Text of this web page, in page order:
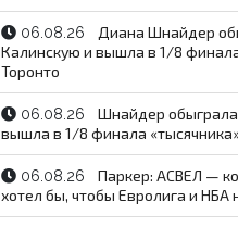
06.08.26
Диана Шнайдер
Калинскую и вышла в 1/8
Торонто
06.08.26
Шнайдер
вышла в 1/8 финала
06.08.26
Паркер: АСВЕЛ —
хотел бы, чтобы Евролига и НБА